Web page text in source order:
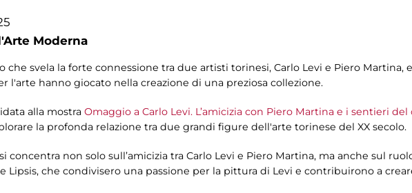
Moderna
che svela la forte connessione tra due artisti torinesi, Carlo Levi e Piero Martina,
l'arte hanno giocato nella creazione di una preziosa collezione.
alla mostra Omaggio a Carlo Levi. L’amicizia con Piero Martina e i sentieri
la profonda relazione tra due grandi figure dell'arte torinese del XX secolo.
concentra non solo sull’amicizia tra Carlo Levi e Piero Martina, ma anche sul
Lipsis, che condivisero una passione per la pittura di Levi e contribuirono a